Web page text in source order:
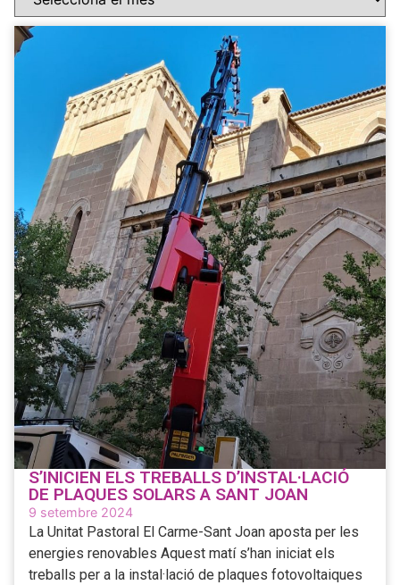
S’INICIEN ELS TREBALLS D’INSTAL·LACIÓ
DE PLAQUES SOLARS A SANT JOAN
9 setembre 2024
La Unitat Pastoral El Carme-Sant Joan aposta per les
energies renovables Aquest matí s’han iniciat els
treballs per a la instal·lació de plaques fotovoltaiques